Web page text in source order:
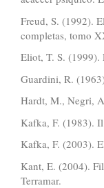
Freud, S. (1992).
completas, tomo
Eliot, T. S. (1999).
Guardini, R.
Hardt, M., Negri,
Kafka, F. (1983).
Kafka, F. (2003).
Kant, E. (2004).
Terramar.